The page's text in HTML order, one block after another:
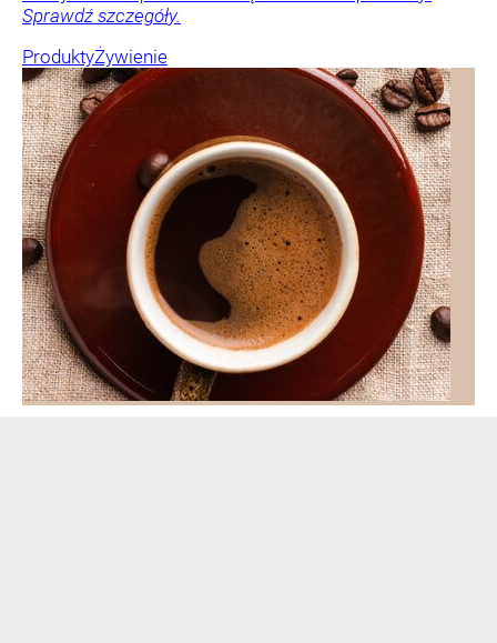
Sprawdź szczegóły.
ProduktyŻywienie